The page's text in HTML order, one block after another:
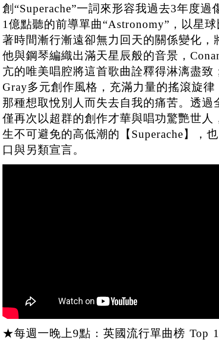
創“Superache”一詞來形容我過去3年度
1億點聽的前導單曲“Astronomy”，以星
著時間漸行漸遠卻無力回天的關係變化，
他與鋼琴編織出滿天星辰般的音景，
亢的唯美唱腔將這首歌曲詮釋得淋漓盡致
Gray多元創作風格，充滿力量的搖滾旋
那種想取悅別人而失去自我的痛苦。透過
僅再次以超群的創作才華與唱功驚艷世人
生不可避免的高低潮的【Superache】，
口與另類宣言。
★每週一晚上9點 : 英國流行單曲榜 Top